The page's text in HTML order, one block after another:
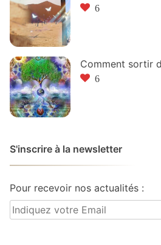
6
Comment sortir
6
S'inscrire à la newsletter
Pour recevoir nos actualités :